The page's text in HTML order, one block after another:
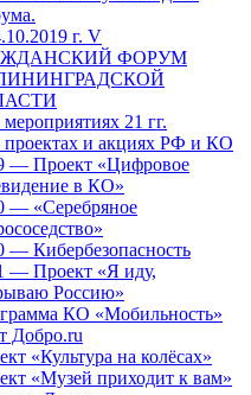
г. V
ФОРУМ
21 гг.
проектах и акциях РФ и КО
— Проект «Цифровое
в КО»
— «Серебряное
— Кибербезопасность
— Проект «Я иду,
Россию»
КО «Мобильность»
Добро.ru
«Культура на колёсах»
«Музей приходит к вам»